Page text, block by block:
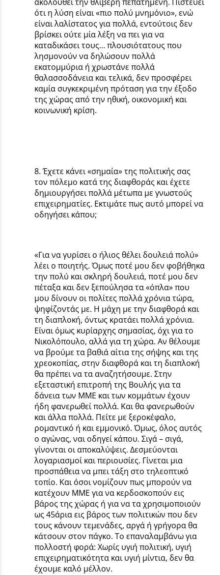
ότι η λύση είναι «πιο πολύ μνημόνιο», ενώ
είναι λαλίστατος για πολλά, εντούτοις δεν
βρίσκει ούτε μία λέξη να πει για να
καταδικάσει τους… πλουσιότατους που
λησμονούν να δηλώσουν πολλά
εκατομμύρια ή χρωστάνε πολλά
θαλασσοδάνεια και τελικά, δεν προσφέρει
καμία συγκεκριμένη πρόταση για την έξοδο
της χώρας από την ηθική, οικονομική και
κοινωνική κρίση.
8. Έχετε κάνει «σημαία» της πολιτικής σας
τον πόλεμο κατά της διαφθοράς και έχετε
δημιουργήσει πολλά μέτωπα με γνωστούς
επιχειρηματίες. Εκτιμάτε πως αυτό μπορεί να
οδηγήσει κάπου;
«Για να γυρίσει ο ήλιος θέλει δουλειά πολύ»
λέει ο ποιητής. Όμως ποτέ μου δεν φοβήθηκα
την πολύ και σκληρή δουλειά, ποτέ μου δεν
πέταξα και δεν ξεπούλησα τα «όπλα» που
μου δίνουν οι πολίτες πολλά χρόνια τώρα,
ψηφίζοντάς με. Η μάχη με την διαφθορά και
τη διαπλοκή, όντως κρατάει πολλά χρόνια.
Είναι όμως κυρίαρχης σημασίας, όχι για το
Νικολόπουλο, αλλά για τη χώρα. Αν θέλουμε
να βρούμε τα βαθιά αίτια της σήψης και της
χρεοκοπίας, στην διαφθορά και τη διαπλοκή
θα πρέπει να τα αναζητήσουμε. Στην
εξεταστική επιτροπή της Βουλής για τα
δάνεια των ΜΜΕ και των κομμάτων έχουν
ήδη φανερωθεί πολλά. Και θα φανερωθούν
και άλλα πολλά. Πείτε με ξεροκέφαλο,
ρομαντικό ή και εμμονικό. Όμως, όλος αυτός
ο αγώνας, ναι οδηγεί κάπου. Σιγά – σιγά,
γίνονται οι αποκαλύψεις. Δεσμεύονται
λογαριασμοί και περιουσίες. Γίνεται μια
προσπάθεια να μπει τάξη στο τηλεοπτικό
τοπίο. Και όσοι νομίζουν πως μπορούν να
κατέχουν ΜΜΕ για να κερδοσκοπούν εις
βάρος της χώρας ή για να τα χρησιμοποιούν
ως 45άρια εις βάρος των πολιτικών που δεν
τους κάνουν τεμενάδες, αργά ή γρήγορα θα
κάτσουν στον πάγκο. Το επαναλαμβάνω για
πολλοστή φορά: Χωρίς υγιή πολιτική, υγιή
επιχειρηματικότητα και υγιή μίντια, δεν θα
έχουμε καλό μέλλον.